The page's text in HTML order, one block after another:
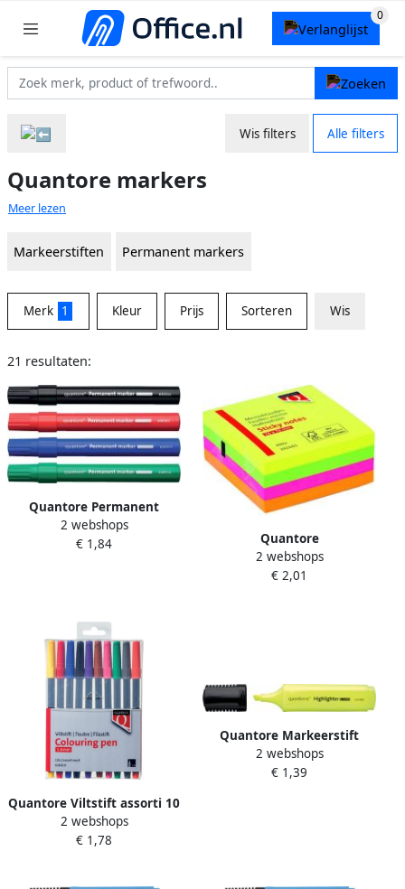
Wis filters Alle filters
Quantore markers
Meer lezen
Markeerstiften Permanent markers
Merk 1 Kleur Prijs Sorteren Wis
21 resultaten:
Quantore Permanent
marker rond 1-1.5mm
assorti 4 stuks
2 webshops
€ 1,84
Quantore
Whiteboardmarker rond 1-
1.5mm 4 stuks assorti
2 webshops
€ 2,01
Quantore Viltstift assorti 10
stuks
2 webshops
€ 1,78
Quantore Markeerstift
assorti etui Ã 3 kleuren
2 webshops
€ 1,39